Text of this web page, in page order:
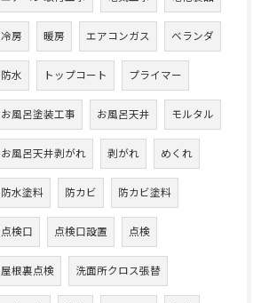
冷房 暖房 エアコンガス ベランダ
防水 トップコート プライマー
お風呂塗装工事 お風呂天井 モルタル
お風呂天井剥がれ 剥がれ めくれ
防水塗料 防カビ 防カビ塗料
点検口 点検口設置 点検
屋根裏点検 洗面所クロス張替